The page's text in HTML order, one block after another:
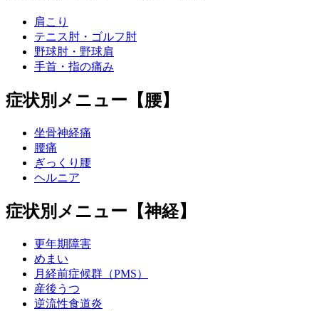
肩こり
テニス肘・ゴルフ肘
野球肘・野球肩
手首・指の痛み
症状別メニュー【腰】
坐骨神経痛
腰痛
ぎっくり腰
ヘルニア
症状別メニュー【神経】
更年期障害
めまい
月経前症候群（PMS）
産後うつ
逆流性食道炎